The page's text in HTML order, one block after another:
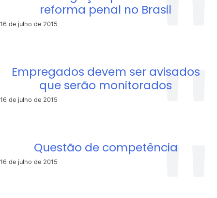
reforma penal no Brasil
16 de julho de 2015
Empregados devem ser avisados
que serão monitorados
16 de julho de 2015
Questão de competência
16 de julho de 2015